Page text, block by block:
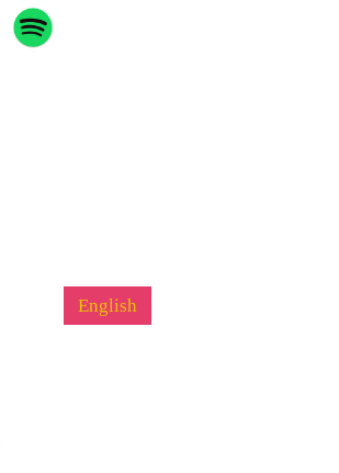
English